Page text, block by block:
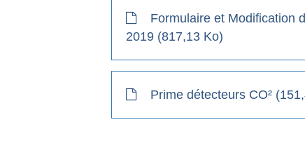
Formulaire et Modification
2019 (817,13 Ko)
Prime détecteurs CO²